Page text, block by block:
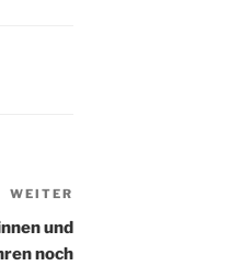
Beitrag
WEITER
und
noch